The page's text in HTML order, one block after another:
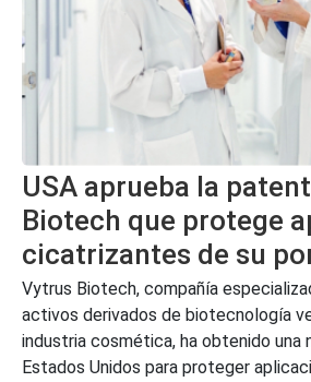
USA aprueba la
Biotech que protege
cicatrizantes de su
Vytrus Biotech, compañía
activos derivados de biotecnología
industria cosmética, ha obtenido una
Estados Unidos para proteger